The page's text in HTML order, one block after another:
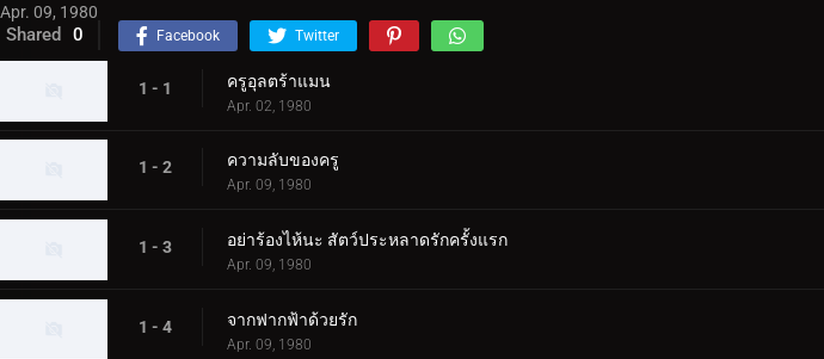
Apr. 09, 1980
Shared 0 Facebook Twitter
1 - 1 ครูอุลตร้าแมน
Apr. 02, 1980
1 - 2 ความลับของครู
Apr. 09, 1980
1 - 3 อย่าร้องไห้นะ สัตว์ประหลาดรักครั้งแรก
Apr. 09, 1980
1 - 4 จากฟากฟ้าด้วยรัก
Apr. 09, 1980